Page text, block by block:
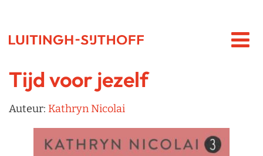
Tijd voor jezelf
Auteur: Kathryn Nicolai